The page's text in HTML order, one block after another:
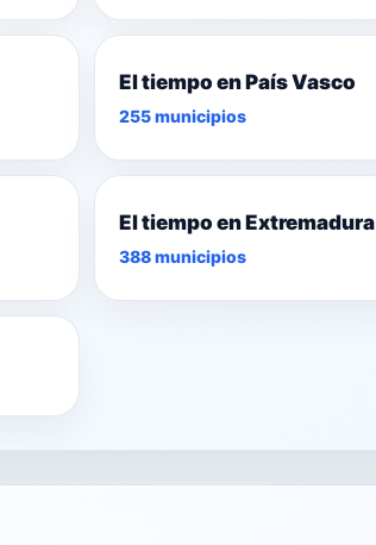
El tiempo en País Vasco
255 municipios
El tiempo en Extremadura
388 municipios